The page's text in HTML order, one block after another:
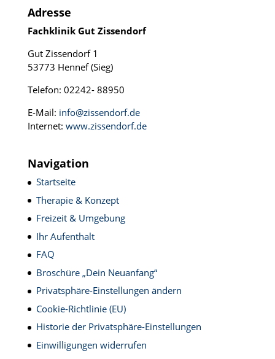
Adresse
Fachklinik Gut Zissendorf
Gut Zissendorf 1
53773 Hennef (Sieg)
Telefon: 02242- 88950
E-Mail: info@zissendorf.de
Internet: www.zissendorf.de
Navigation
Startseite
Therapie & Konzept
Freizeit & Umgebung
Ihr Aufenthalt
FAQ
Broschüre „Dein Neuanfang“
Privatsphäre-Einstellungen ändern
Cookie-Richtlinie (EU)
Historie der Privatsphäre-Einstellungen
Einwilligungen widerrufen